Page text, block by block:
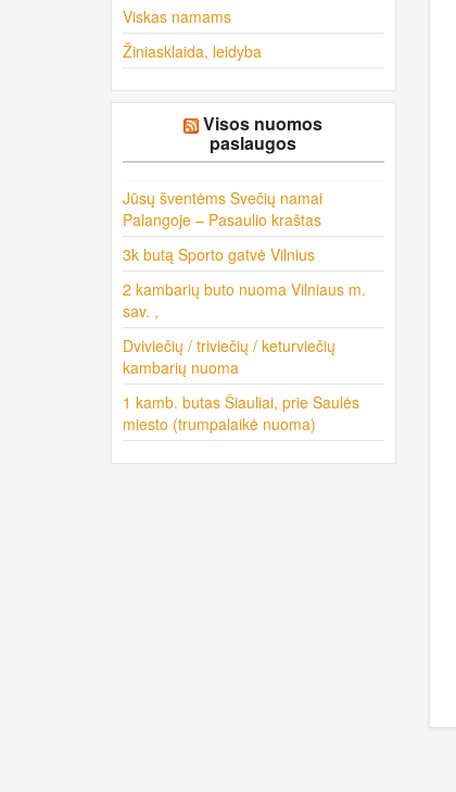
Viskas namams
Žiniasklaida, leidyba
Visos nuomos
paslaugos
Jūsų šventėms Svečių namai
Palangoje – Pasaulio kraštas
3k butą Sporto gatvė Vilnius
2 kambarių buto nuoma Vilniaus m.
sav. ,
Dviviečių / triviečių / keturviečių
kambarių nuoma
1 kamb. butas Šiauliai, prie Saulės
miesto (trumpalaikė nuoma)